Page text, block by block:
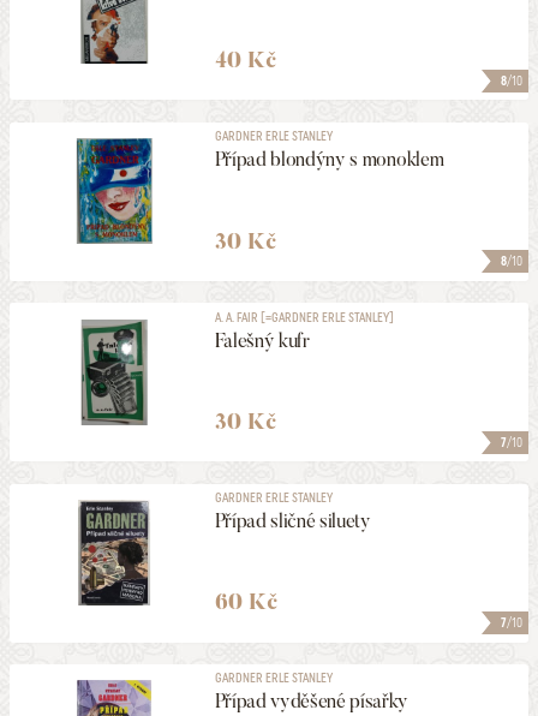
8/10
40 Kč
8/10
GARDNER ERLE STANLEY
Případ blondýny s monoklem
30 Kč
7/10
A. A. FAIR [=GARDNER ERLE STANLEY]
Falešný kufr
30 Kč
7/10
GARDNER ERLE STANLEY
Případ sličné siluety
60 Kč
GARDNER ERLE STANLEY
Případ vyděšené písařky